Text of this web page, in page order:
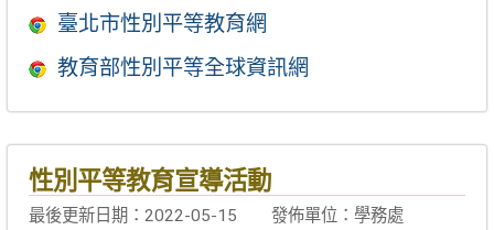
臺北市性別平等教育網
教育部性別平等全球資訊網
性別平等教育宣導活動
最後更新日期：2022-05-15 發佈單位：學務處